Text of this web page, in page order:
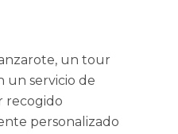
un tour
un servicio de
recogido
personalizado